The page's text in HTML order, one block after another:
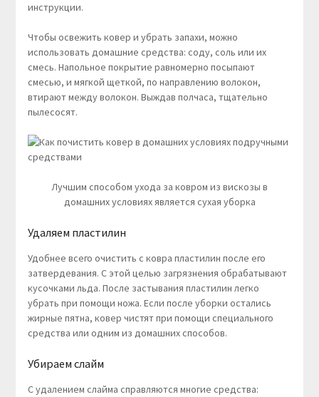
инструкции.
Чтобы освежить ковер и убрать запахи, можно
использовать домашние средства: соду, соль или их
смесь. Напольное покрытие равномерно посыпают
смесью, и мягкой щеткой, по направлению волокон,
втирают между волокон. Выждав полчаса, тщательно
пылесосят.
Лучшим способом ухода за ковром из вискозы в
домашних условиях является сухая уборка
Удаляем пластилин
Удобнее всего очистить с ковра пластилин после его
затвердевания. С этой целью загрязнения обрабатывают
кусочками льда. После застывания пластилин легко
убрать при помощи ножа. Если после уборки остались
жирные пятна, ковер чистят при помощи специального
средства или одним из домашних способов.
Убираем слайм
С удалением слайма справляются многие средства: